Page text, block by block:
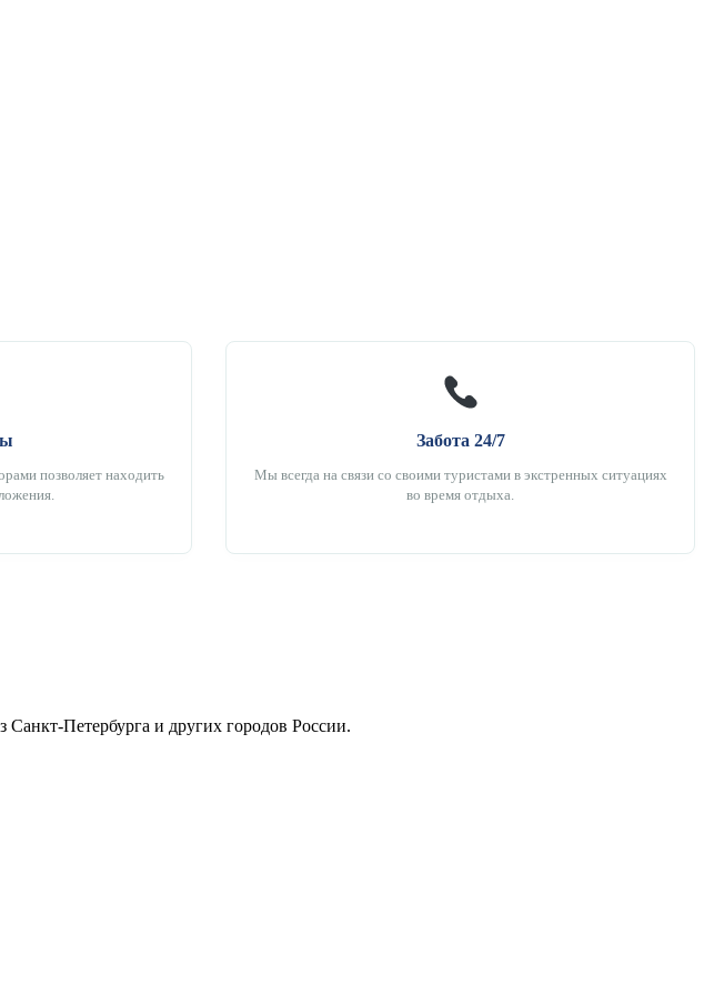
позволяет находить
Забота 24/7
Мы всегда на связи со своими туристами в экстренных ситуациях
во время отдыха.
Петербурга и других городов России.